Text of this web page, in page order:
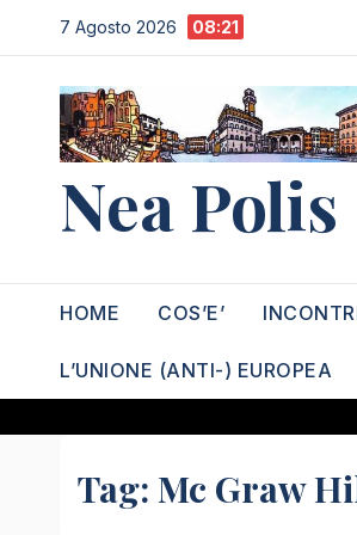
al
contenuto
7 Agosto 2026 08:21
Nea Polis
HOME COS’E’
L’UNIONE (ANTI-) EUROPEA
Tag: Mc Graw